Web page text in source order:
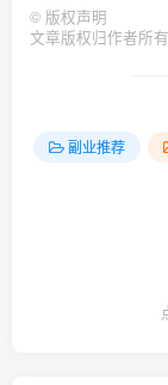
© 版权声明
文章版权归作者所
副业推荐